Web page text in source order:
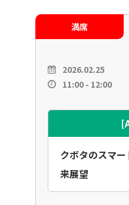
満席
2026.02.25
11:00 - 12:00
クボタのスマ
来展望